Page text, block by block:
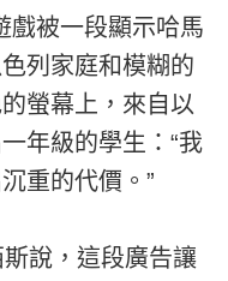
戲被一段顯示哈馬
列家庭和模糊的
螢幕上，來自以
年級的學生：“我
重的代價。”
說，這段廣告讓